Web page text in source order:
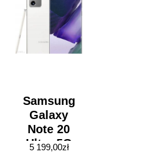
Samsung
Galaxy
Note 20
Ultra 5G
5 199,00zł